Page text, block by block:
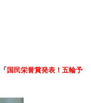
「国民栄誉賞発表！五輪予